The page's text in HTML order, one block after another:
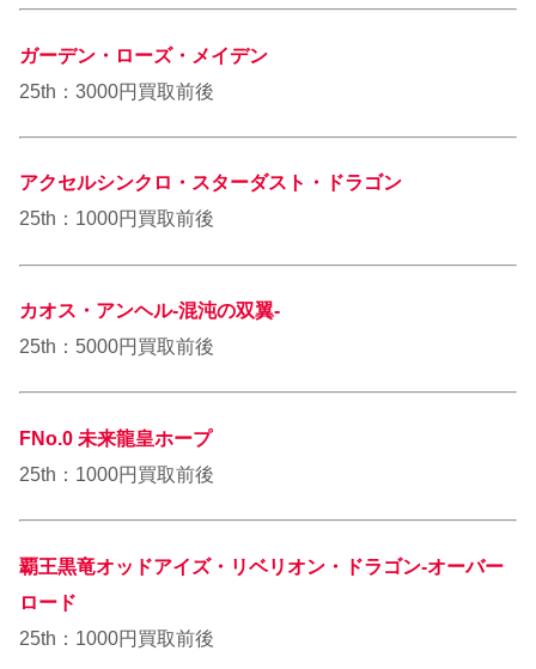
ガーデン・ローズ・メイデン
25th：3000円買取前後
アクセルシンクロ・スターダスト・ドラゴン
25th：1000円買取前後
カオス・アンヘル-混沌の双翼-
25th：5000円買取前後
FNo.0 未来龍皇ホープ
25th：1000円買取前後
覇王黒竜オッドアイズ・リベリオン・ドラゴン-オーバー
ロード
25th：1000円買取前後